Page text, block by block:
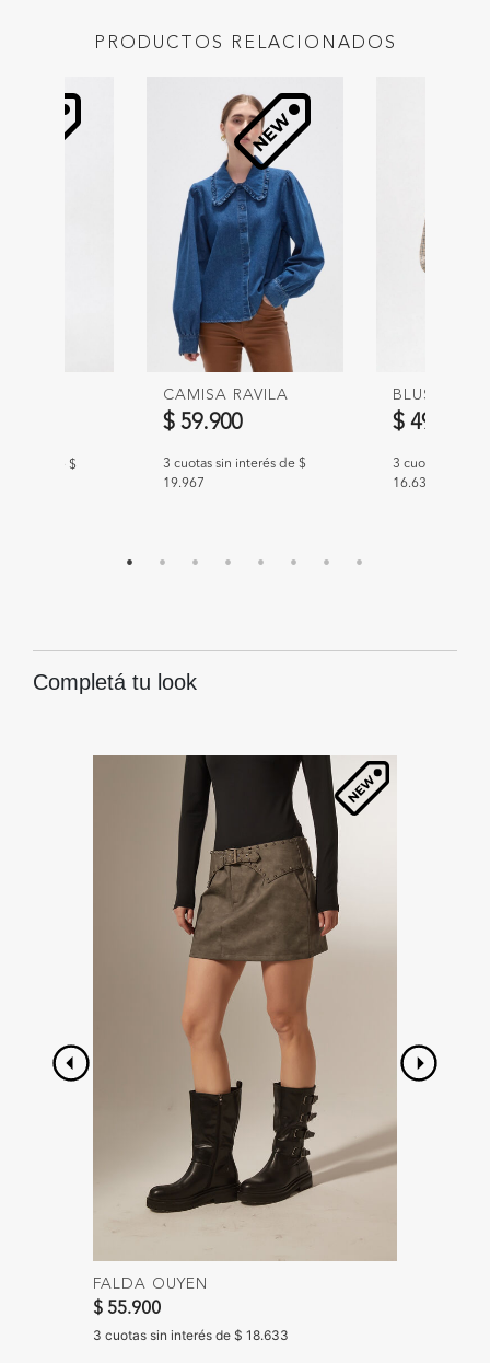
PRODUCTOS RELACIONADOS
interés de $
CAMISA RAVILA
$ 59.900
3 cuotas sin interés de $
19.967
BLUSA ILRA
$ 49.900
3 cuotas sin
16.633
Completá tu look
FALDA OUYEN
$ 55.900
3 cuotas sin interés de $ 18.633